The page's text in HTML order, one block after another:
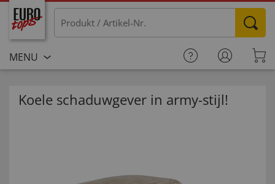
MENU
Koele schaduwgever in army-stijl!